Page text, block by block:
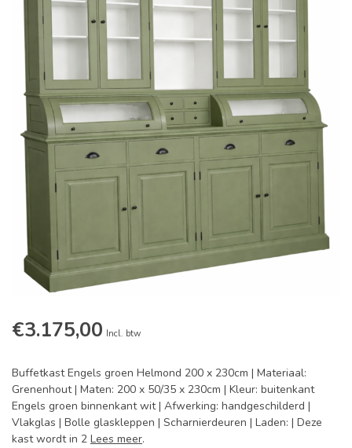
€3.175,00 Incl. btw
Buffetkast Engels groen Helmond 200 x 230cm | Materiaal:
Grenenhout | Maten: 200 x 50/35 x 230cm | Kleur: buitenkant
Engels groen binnenkant wit | Afwerking: handgeschilderd |
Vlakglas | Bolle glaskleppen | Scharnierdeuren | Laden: | Deze
kast wordt in 2 Lees meer.